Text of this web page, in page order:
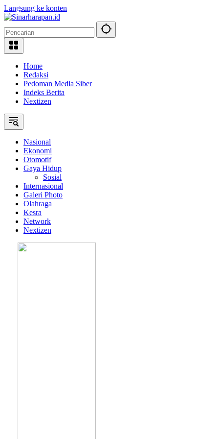
Langsung ke konten
Home
Redaksi
Pedoman Media Siber
Indeks Berita
Nextizen
Nasional
Ekonomi
Otomotif
Gaya Hidup
Sosial
Internasional
Galeri Photo
Olahraga
Kesra
Network
Nextizen